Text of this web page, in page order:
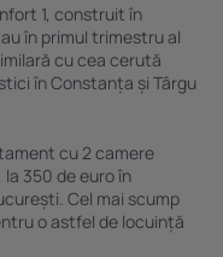
1, construit în
în primul trimestru al
cu cea cerută
în Constanța și Târgu
cu 2 camere
la 350 de euro în
Cel mai scump
o astfel de locuință